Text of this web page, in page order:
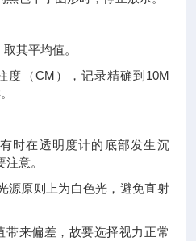
其平均值。
度（CM），记录精确到10M
时在透明度计的底部发生沉
意。
源原则上为白色光，避免直射
带来偏差，故要选择视力正常